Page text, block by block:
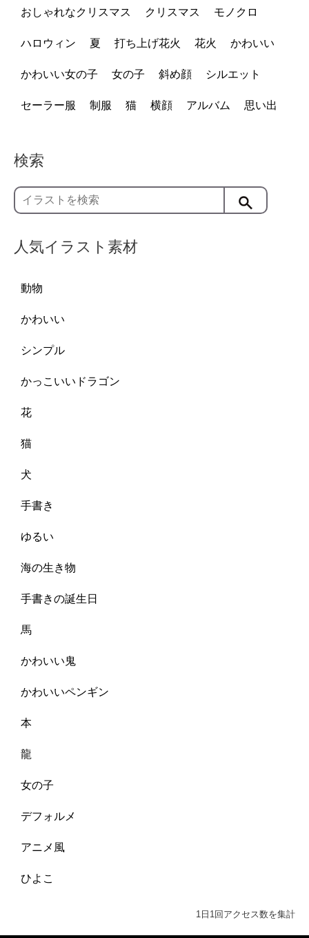
おしゃれなクリスマス クリスマス モノクロ
ハロウィン 夏 打ち上げ花火 花火 かわいい
かわいい女の子 女の子 斜め顔 シルエット
セーラー服 制服 猫 横顔 アルバム 思い出
検索
人気イラスト素材
動物
かわいい
シンプル
かっこいいドラゴン
花
猫
犬
手書き
ゆるい
海の生き物
手書きの誕生日
馬
かわいい鬼
かわいいペンギン
本
龍
女の子
デフォルメ
アニメ風
ひよこ
1日1回アクセス数を集計